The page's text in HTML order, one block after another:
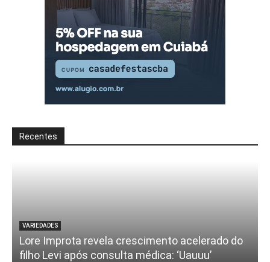
Recentes
VARIEDADES
Lore Improta revela crescimento acelerado do
filho Levi após consulta médica: ‘Uauuu’